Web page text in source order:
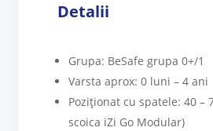
Detalii
Grupa: BeSafe grupa 0+/1
Varsta aprox: 0 luni – 4 ani
Poziţionat cu spatele: 40 –
scoica iZi Go Modular)